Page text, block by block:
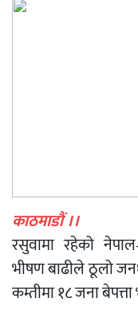
काठमाडौं ।।
रसुवामा रहेको
भीषण बाढीले ठूलो
कम्तीमा १८ जना